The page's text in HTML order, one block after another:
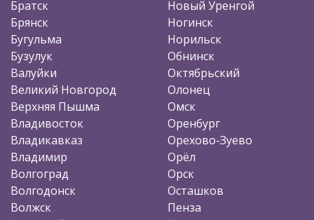
Братск
Брянск
Бугульма
Бузулук
Валуйки
Великий Новгород
Верхняя Пышма
Владивосток
Владикавказ
Владимир
Волгоград
Волгодонск
Волжск
Новый Уренгой
Ногинск
Норильск
Обнинск
Октябрьский
Олонец
Омск
Оренбург
Орехово-Зуево
Орёл
Орск
Осташков
Пенза